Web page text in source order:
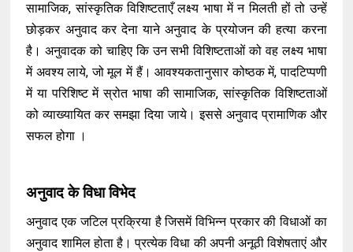
सामाजिक, सांस्कृतिक विशिष्टताएँ लक्ष्य भाषा में न मिलती हों तो उन्हें
छोड़कर अनुवाद कर देना याने अनुवाद के प्रयोजन की हत्या करना
है। अनुवादक को चाहिए कि उन सभी विशिष्टताओं को वह लक्ष्य भाषा
में अवश्य लाये, जो मूल में हैं। आवश्यकतानुसार कोष्ठक में, पादटिप्पणी
में या परिशिष्ट में स्रोत भाषा की सामाजिक, सांस्कृतिक विशिष्टताओं
को व्याख्यायित कर समझा दिया जाये। इससे अनुवाद प्रामाणिक और
सफल होगा ।
अनुवाद के विधा विभेद
अनुवाद एक जटिल प्रक्रिया है जिसमें विभिन्न प्रकार की विधाओं का
अनुवाद शामिल होता है। प्रत्येक विधा की अपनी अनूठी विशेषताएं और